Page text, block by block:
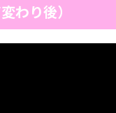
わり後）